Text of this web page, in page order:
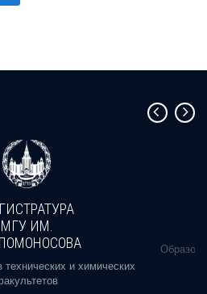
МГУ ИМ.
технических и химических